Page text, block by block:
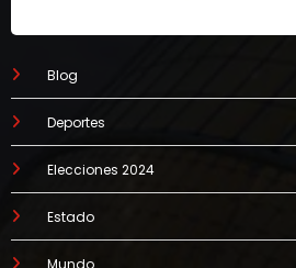
Blog
Deportes
Elecciones 2024
Estado
Mundo